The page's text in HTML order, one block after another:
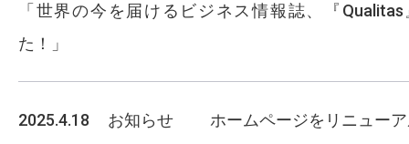
「世界の今を届けるビジネス情報誌、『
た！」
2025.4.18 お知らせ ホームページをリニュー